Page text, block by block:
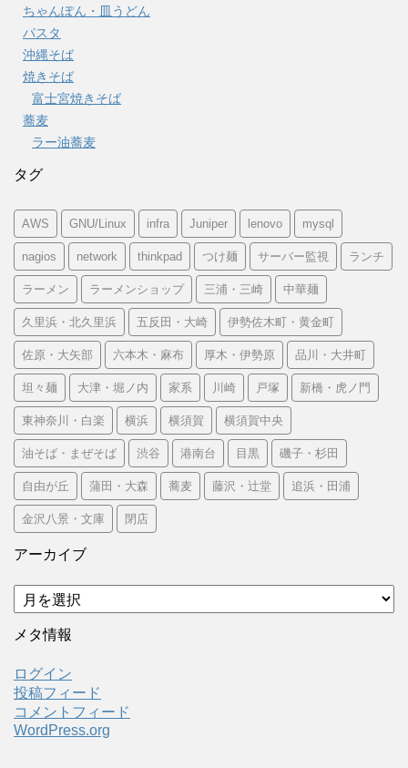
ちゃんぽん・皿うどん
パスタ
沖縄そば
焼きそば
富士宮焼きそば
蕎麦
ラー油蕎麦
タグ
AWS GNU/Linux infra Juniper lenovo mysql
nagios network thinkpad つけ麺 サーバー監視 ランチ
ラーメン ラーメンショップ 三浦・三崎 中華麺
久里浜・北久里浜 五反田・大崎 伊勢佐木町・黄金町
佐原・大矢部 六本木・麻布 厚木・伊勢原 品川・大井町
坦々麺 大津・堀ノ内 家系 川崎 戸塚 新橋・虎ノ門
東神奈川・白楽 横浜 横須賀 横須賀中央
油そば・まぜそば 渋谷 港南台 目黒 磯子・杉田
自由が丘 蒲田・大森 蕎麦 藤沢・辻堂 追浜・田浦
金沢八景・文庫 閉店
アーカイブ
ア
ー
カ
ブ
メタ情報
ログイン
投稿フィード
コメントフィード
WordPress.org